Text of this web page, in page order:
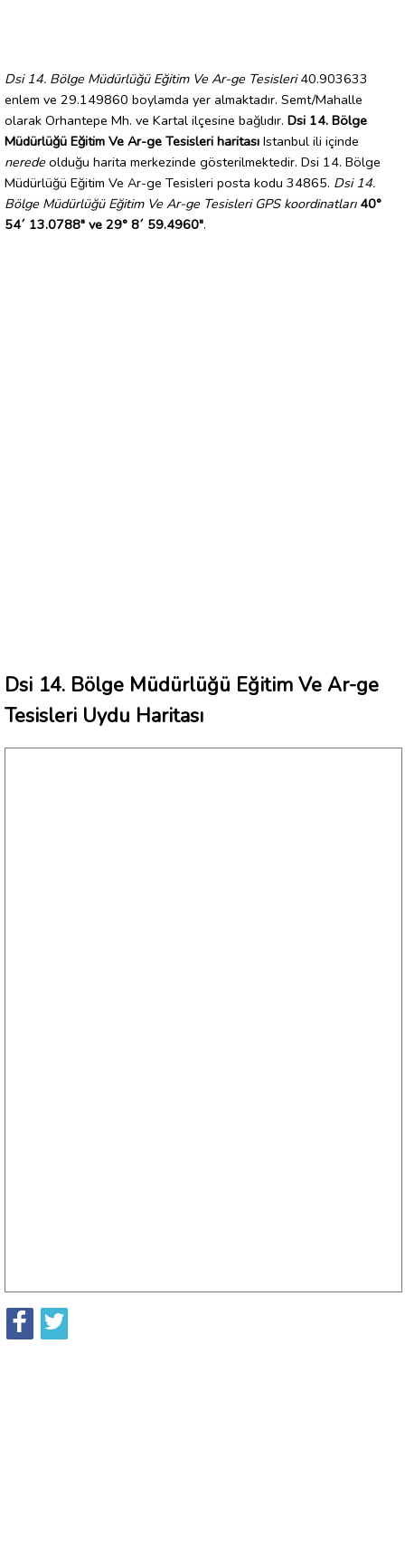
Dsi 14. Bölge Müdürlüğü Eğitim Ve Ar-ge Tesisleri40.903633
enlem ve 29.149860 boylamda yer almaktadır. Semt/Mahalle
olarak Orhantepe Mh. ve Kartal ilçesine bağlıdır. Dsi 14. Bölge
Müdürlüğü Eğitim Ve Ar-ge Tesisleri haritası Istanbul ili içinde
nerede olduğu harita merkezinde gösterilmektedir. Dsi 14. Bölge
Müdürlüğü Eğitim Ve Ar-ge Tesisleri posta kodu 34865. Dsi 14.
Bölge Müdürlüğü Eğitim Ve Ar-ge Tesisleri GPS koordinatları 40°
54´ 13.0788" ve 29° 8´ 59.4960".
Dsi 14. Bölge Müdürlüğü Eğitim Ve Ar-ge
Tesisleri Uydu Haritası